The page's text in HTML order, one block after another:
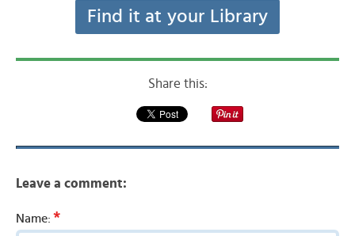
Find it at your Library
Share this:
Leave a comment:
Name: *